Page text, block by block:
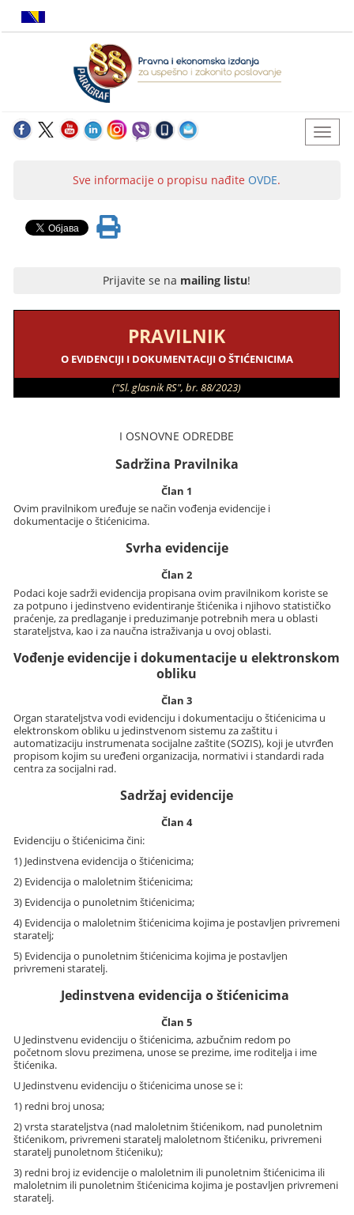
Sve informacije o propisu nađite OVDE.
Prijavite se na mailing listu!
PRAVILNIK
O EVIDENCIJI I DOKUMENTACIJI O ŠTIĆENICIMA
("Sl. glasnik RS", br. 88/2023)
I OSNOVNE ODREDBE
Sadržina Pravilnika
Član 1
Ovim pravilnikom uređuje se način vođenja evidencije i
dokumentacije o štićenicima.
Svrha evidencije
Član 2
Podaci koje sadrži evidencija propisana ovim pravilnikom koriste se
za potpuno i jedinstveno evidentiranje štićenika i njihovo statističko
praćenje, za predlaganje i preduzimanje potrebnih mera u oblasti
starateljstva, kao i za naučna istraživanja u ovoj oblasti.
Vođenje evidencije i dokumentacije u elektronskom
obliku
Član 3
Organ starateljstva vodi evidenciju i dokumentaciju o štićenicima u
elektronskom obliku u jedinstvenom sistemu za zaštitu i
automatizaciju instrumenata socijalne zaštite (SOZIS), koji je utvrđen
propisom kojim su uređeni organizacija, normativi i standardi rada
centra za socijalni rad.
Sadržaj evidencije
Član 4
Evidenciju o štićenicima čini:
1) Jedinstvena evidencija o štićenicima;
2) Evidencija o maloletnim štićenicima;
3) Evidencija o punoletnim štićenicima;
4) Evidencija o maloletnim štićenicima kojima je postavljen privremeni
staratelj;
5) Evidencija o punoletnim štićenicima kojima je postavljen
privremeni staratelj.
Jedinstvena evidencija o štićenicima
Član 5
U Jedinstvenu evidenciju o štićenicima, azbučnim redom po
početnom slovu prezimena, unose se prezime, ime roditelja i ime
štićenika.
U Jedinstvenu evidenciju o štićenicima unose se i:
1) redni broj unosa;
2) vrsta starateljstva (nad maloletnim štićenikom, nad punoletnim
štićenikom, privremeni staratelj maloletnom štićeniku, privremeni
staratelj punoletnom štićeniku);
3) redni broj iz evidencije o maloletnim ili punoletnim štićenicima ili
maloletnim ili punoletnim štićenicima kojima je postavljen privremeni
staratelj.